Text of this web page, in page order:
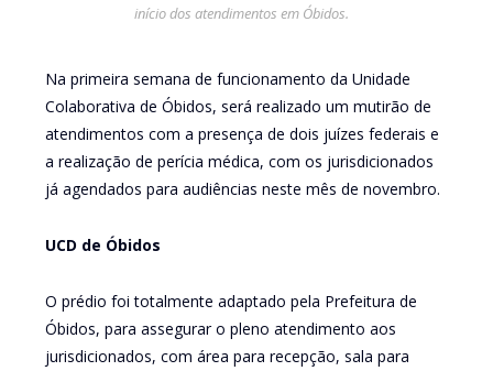
início dos atendimentos em Óbidos.
Na primeira semana de funcionamento da Unidade
Colaborativa de Óbidos, será realizado um mutirão de
atendimentos com a presença de dois juízes federais e
a realização de perícia médica, com os jurisdicionados
já agendados para audiências neste mês de novembro.
UCD de Óbidos
O prédio foi totalmente adaptado pela Prefeitura de
Óbidos, para assegurar o pleno atendimento aos
jurisdicionados, com área para recepção, sala para